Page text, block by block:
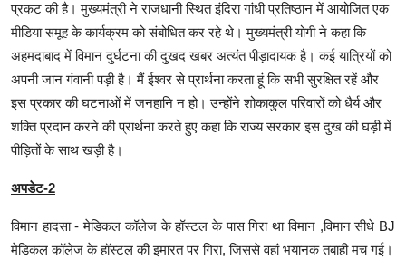
प्रकट की है। मुख्यमंत्री ने राजधानी स्थित इंदिरा गांधी प्रतिष्ठान में आयोजित एक
मीडिया समूह के कार्यक्रम को संबोधित कर रहे थे। मुख्यमंत्री योगी ने कहा कि
अहमदाबाद में विमान दुर्घटना की दुखद खबर अत्यंत पीड़ादायक है। कई यात्रियों को
अपनी जान गंवानी पड़ी है। मैं ईश्वर से प्रार्थना करता हूं कि सभी सुरक्षित रहें और
इस प्रकार की घटनाओं में जनहानि न हो। उन्होंने शोकाकुल परिवारों को धैर्य और
शक्ति प्रदान करने की प्रार्थना करते हुए कहा कि राज्य सरकार इस दुख की घड़ी में
पीड़ितों के साथ खड़ी है।
अपडेट-2
विमान हादसा - मेडिकल कॉलेज के हॉस्टल के पास गिरा था विमान ,विमान सीधे BJ
मेडिकल कॉलेज के हॉस्टल की इमारत पर गिरा, जिससे वहां भयानक तबाही मच गई।